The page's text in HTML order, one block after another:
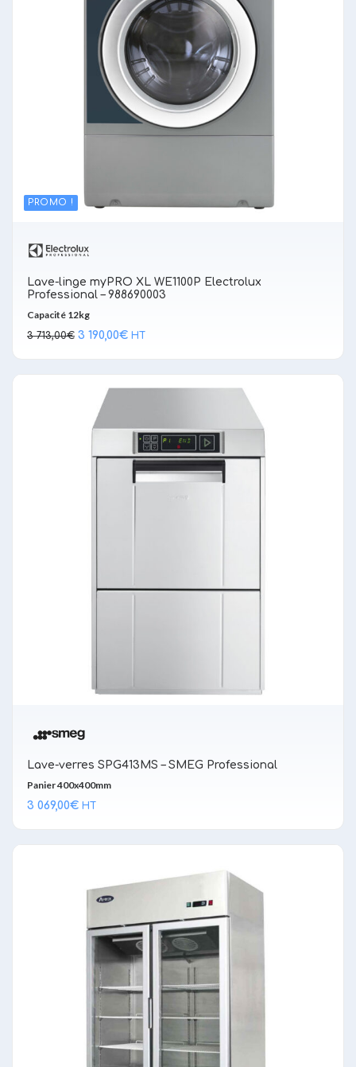
PROMO !
Lave-linge myPRO XL WE1100P Electrolux
Professional – 988690003
Capacité 12kg
3 713,00€ Le
3 190,00€Le
HT
Lave-verres SPG413MS – SMEG Professional
Panier 400x400mm
3 069,00€ HT